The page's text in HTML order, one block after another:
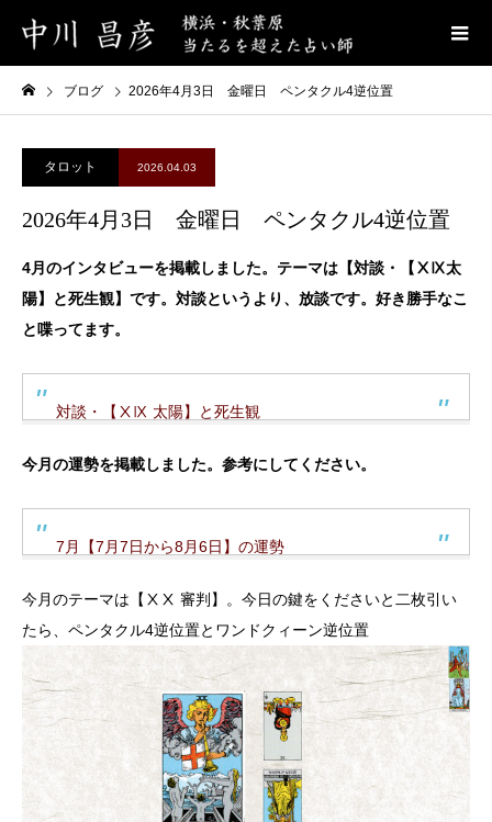
ブログ 2026年4月3日 金曜日 ペンタクル4逆位置
タロット 2026.04.03
2026年4月3日 金曜日 ペンタクル4逆位置
4月のインタビューを掲載しました。テーマは【対談・【ⅩⅨ太
陽】と死生観】です。対談というより、放談です。好き勝手なこ
と喋ってます。
対談・【ⅩⅨ 太陽】と死生観
今月の運勢を掲載しました。参考にしてください。
7月【7月7日から8月6日】の運勢
今月のテーマは【ⅩⅩ 審判】。今日の鍵をくださいと二枚引い
たら、ペンタクル4逆位置とワンドクィーン逆位置